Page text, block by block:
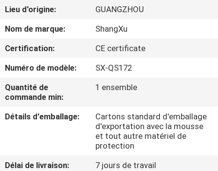
SUJET
DE
NOUS
VISITE
D'USINE
CONTRÔLE
Lieu d'origine:
GUANGZHOU
Nom de marque:
ShangXu
Certification:
CE certificate
Numéro de modèle:
SX-QS172
Quantité de
commande min:
1 ensemble
Détails d'emballage:
Cartons standard d'emballage
d'exportation avec la mousse
et tout autre matériel de
protection
Délai de livraison:
7 jours de travail